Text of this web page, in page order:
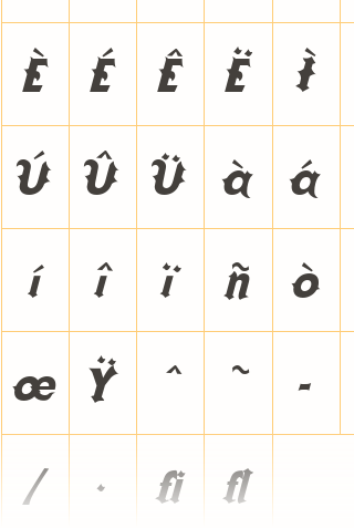
È
É Ê Ë Ì
Ú
Û Ü à á
í
î ï ñ ò
œ Ÿ ˆ ˜ ‐
⁄
∙  